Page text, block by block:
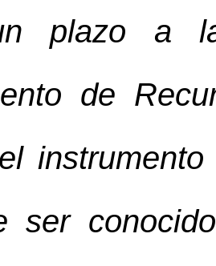
plazo a
de
ser